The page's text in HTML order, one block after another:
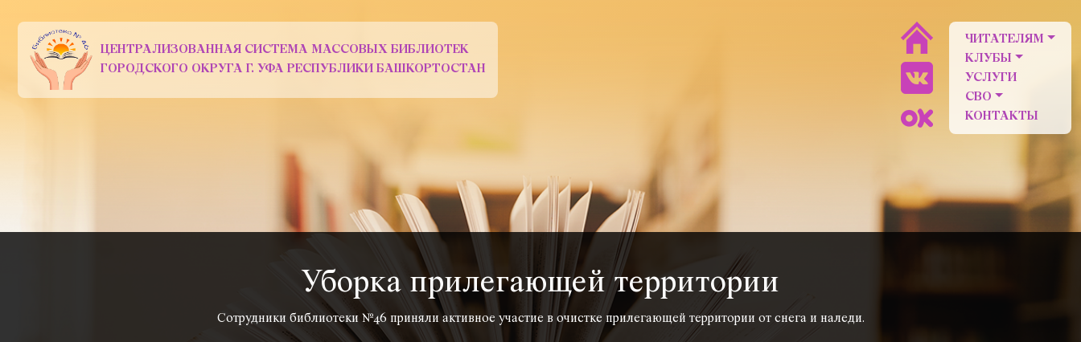
ЦЕНТРАЛИЗОВАННАЯ СИСТЕМА МАССОВЫХ БИБЛИОТЕК
ГОРОДСКОГО ОКРУГА Г. УФА РЕСПУБЛИКИ БАШКОРТОСТАН
ЧИТАТЕЛЯМ
КЛУБЫ
УСЛУГИ
СВО
КОНТАКТЫ
Уборка прилегающей территории
Сотрудники библиотеки №46 приняли активное участие в очистке прилегающей территории от снега и наледи.